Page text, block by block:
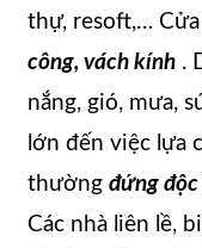
thự, resoft,…
công, vách kính .
nắng, gió, mưa,
lớn đến việc lựa
thường đứng
Các nhà liên lề,